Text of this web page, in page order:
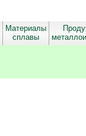
Материалы
сплавы